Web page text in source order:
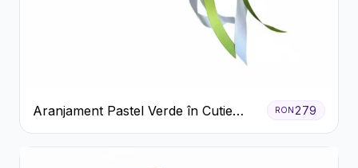
Aranjament Pastel Verde în Cutie
Galben Pal
RON279